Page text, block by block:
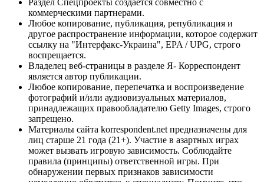
коммерческими партнерами.
Любое копирование, публикация, републикация и
другое распространение информации, которое содержит
ссылку на "Интерфакс-Украина", EPA / UPG, строго
воспрещается.
Владелец веб-страницы в разделе Я- Корреспондент
является автор публикации.
Любое копирование, перепечатка и воспроизведение
фотографий и/или аудиовизуальных материалов,
принадлежащих правообладателю Getty Images, строго
запрещено.
Материалы сайта korrespondent.net предназначены для
лиц старше 21 года (21+). Участие в азартных играх
может вызвать игровую зависимость. Соблюдайте
правила (принципы) ответственной игры. При
обнаружении первых признаков зависимости